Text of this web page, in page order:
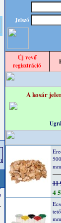
Jelszó
Új vevő
regisztráció
A kosár
mm
11
4